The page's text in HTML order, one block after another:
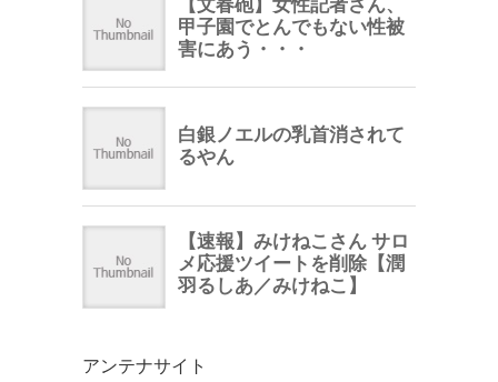
アンテナサイト